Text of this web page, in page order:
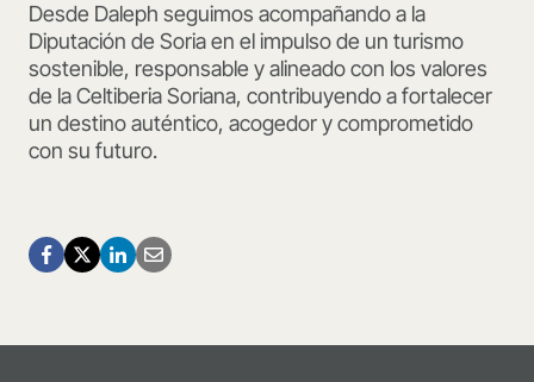
Desde Daleph seguimos acompañando a la
Diputación de Soria en el impulso de un turismo
sostenible, responsable y alineado con los valores
de la Celtiberia Soriana, contribuyendo a fortalecer
un destino auténtico, acogedor y comprometido
con su futuro.